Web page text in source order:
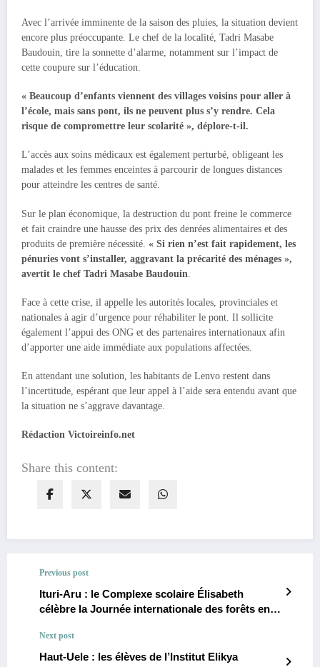
Avec l’arrivée imminente de la saison des pluies, la situation devient
encore plus préoccupante. Le chef de la localité, Tadri Masabe
Baudouin, tire la sonnette d’alarme, notamment sur l’impact de
cette coupure sur l’éducation.
« Beaucoup d’enfants viennent des villages voisins pour aller à
l’école, mais sans pont, ils ne peuvent plus s’y rendre. Cela
risque de compromettre leur scolarité », déplore-t-il.
L’accès aux soins médicaux est également perturbé, obligeant les
malades et les femmes enceintes à parcourir de longues distances
pour atteindre les centres de santé.
Sur le plan économique, la destruction du pont freine le commerce
et fait craindre une hausse des prix des denrées alimentaires et des
produits de première nécessité. « Si rien n’est fait rapidement, les
pénuries vont s’installer, aggravant la précarité des ménages »,
avertit le chef Tadri Masabe Baudouin
Face à cette crise, il appelle les autorités locales, provinciales et
nationales à agir d’urgence pour réhabiliter le pont. Il sollicite
également l’appui des ONG et des partenaires internationaux afin
d’apporter une aide immédiate aux populations affectées.
En attendant une solution, les habitants de Lenvo restent dans
l’incertitude, espérant que leur appel à l’aide sera entendu avant que
la situation ne s’aggrave davantage.
Rédaction Victoireinfo.net
Share this content:
Previous post
Ituri-Aru : le Complexe scolaire Élisabeth
célèbre la Journée internationale des forêts en
Next post
Haut-Uele : les élèves de l’Institut Elikya